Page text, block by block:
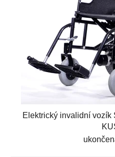
Elektrický invalidní vozík